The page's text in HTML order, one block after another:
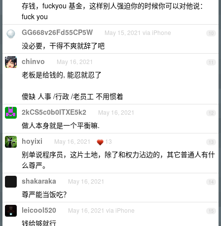
存钱，fuckyou 基金，这样别人强迫你的时候你可以对他说：
fuck you
10
GG668v26Fd55CP5W May 15, 2021 via iPhone
没必要，干得不爽就辞了吧
11
chinvo May 16, 2021
老板是给钱的, 能忍就忍了
傻缺 人事 /行政 /老员工 不用惯着
12
2kCS5c0b0ITXE5k2 May 16, 2021
做人本身就是一个平衡嘛.
13
hoyixi May 16, 2021 13
别单说程序员，这片土地，除了和权力沾边的，其它普通人有什
么尊严。
14
shakaraka May 16, 2021
尊严能当饭吃？
15
leicool520 May 16, 2021 via iPhone
钱给够就行